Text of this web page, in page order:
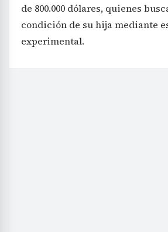
de 800.000 dólares, quienes
condición de su hija mediante
experimental.